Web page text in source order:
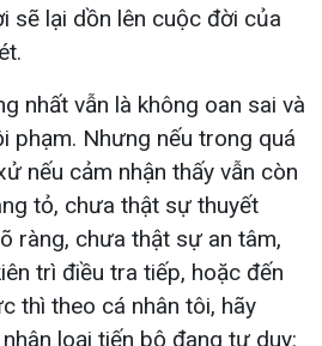
sẽ lại dồn lên cuộc đời của
nhất vẫn là không oan sai và
phạm. Nhưng nếu trong quá
nếu cảm nhận thấy vẫn còn
tỏ, chưa thật sự thuyết
ràng, chưa thật sự an tâm,
trì điều tra tiếp, hoặc đến
thì theo cá nhân tôi, hãy
loại tiến bộ đang tư duy: